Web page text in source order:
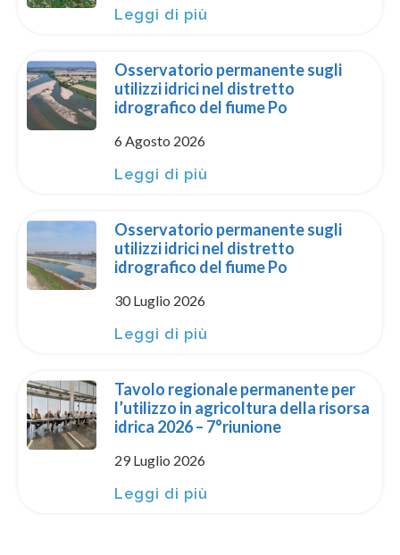
Leggi di più
Osservatorio permanente sugli
utilizzi idrici nel distretto
idrografico del fiume Po
6 Agosto 2026
Leggi di più
Osservatorio permanente sugli
utilizzi idrici nel distretto
idrografico del fiume Po
30 Luglio 2026
Leggi di più
Tavolo regionale permanente per
l’utilizzo in agricoltura della risorsa
idrica 2026 – 7°riunione
29 Luglio 2026
Leggi di più